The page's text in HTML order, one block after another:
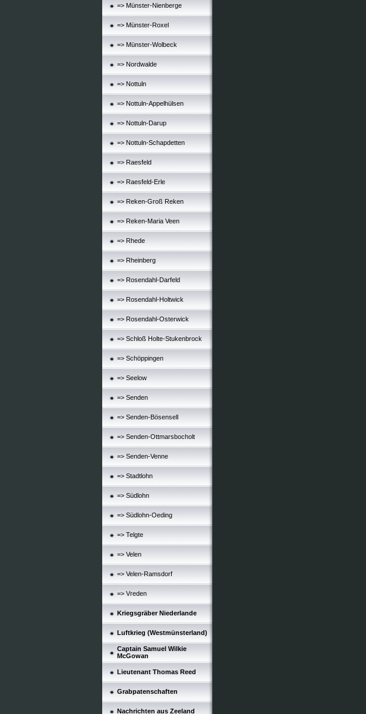
=> Münster-Nienberge
=> Münster-Roxel
=> Münster-Wolbeck
=> Nordwalde
=> Nottuln
=> Nottuln-Appelhülsen
=> Nottuln-Darup
=> Nottuln-Schapdetten
=> Raesfeld
=> Raesfeld-Erle
=> Reken-Groß Reken
=> Reken-Maria Veen
=> Rhede
=> Rheinberg
=> Rosendahl-Darfeld
=> Rosendahl-Holtwick
=> Rosendahl-Osterwick
=> Schloß Holte-Stukenbrock
=> Schöppingen
=> Seelow
=> Senden
=> Senden-Bösensell
=> Senden-Ottmarsbocholt
=> Senden-Venne
=> Stadtlohn
=> Südlohn
=> Südlohn-Oeding
=> Telgte
=> Velen
=> Velen-Ramsdorf
=> Vreden
Kriegsgräber Niederlande
Luftkrieg (Westmünsterland)
Captain Samuel Wilkie
McGowan
Lieutenant Thomas Reed
Grabpatenschaften
Nachrichten aus Zeeland